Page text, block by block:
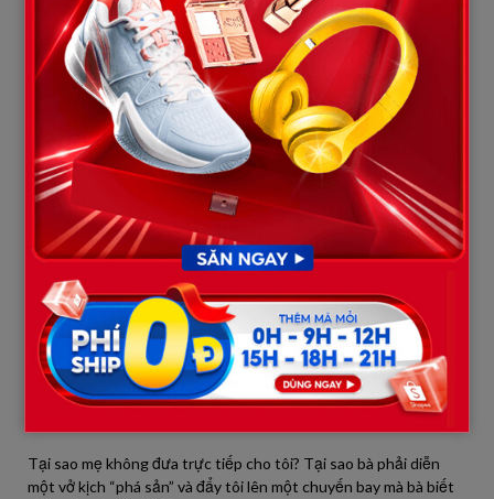
Gió đêm tại bãi đỗ xe sân bay thổi thông thốc, làm tôi tỉnh táo lại
đôi chút. Tôi nhìn tấm nhãn gắn trên chìa khóa:“Cửa hàng tiện
Tại sao mẹ không đưa trực tiếp cho tôi? Tại sao bà phải diễn
một vở kịch “phá sản” và đẩy tôi lên một chuyến bay mà bà biết